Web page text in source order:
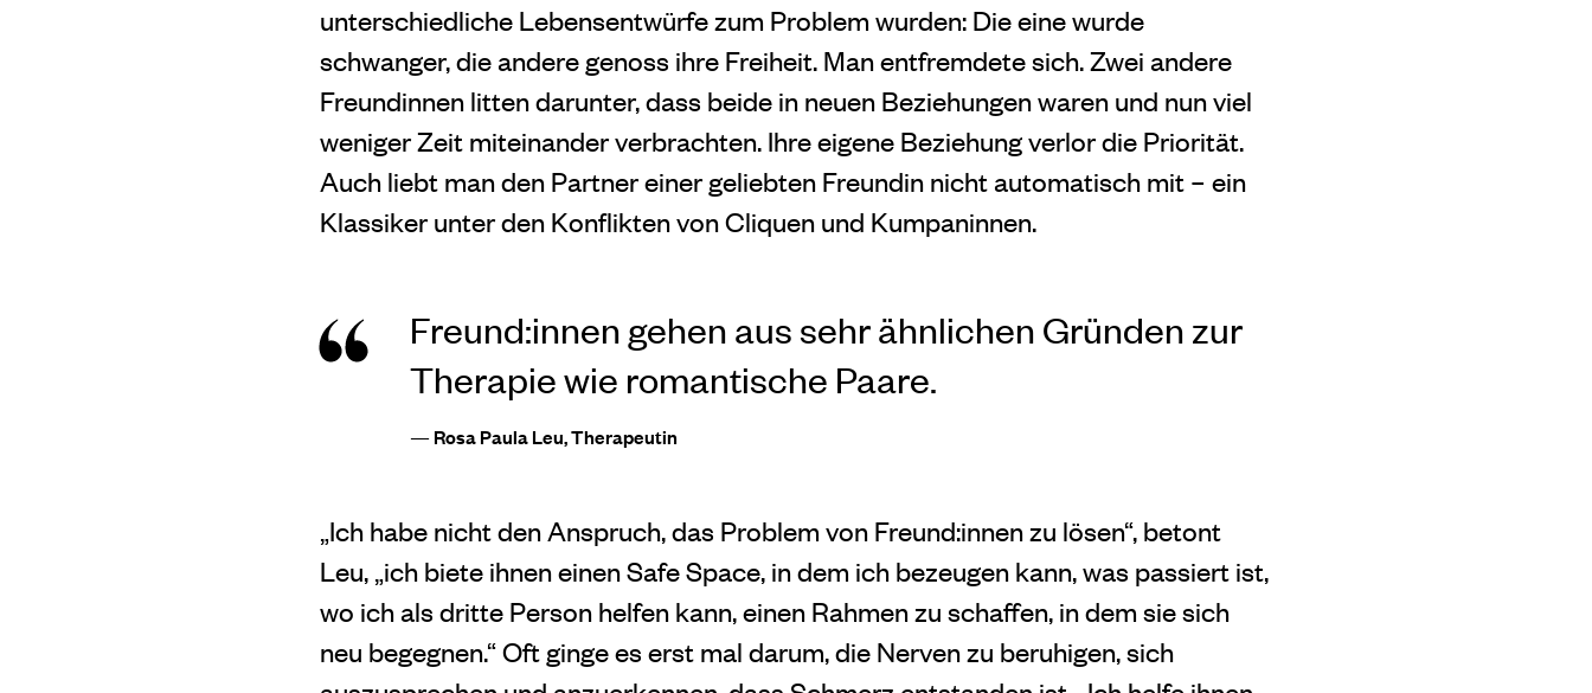
unterschiedliche Lebensentwürfe zum Problem wurden: Die eine wurde
schwanger, die andere genoss ihre Freiheit. Man entfremdete sich. Zwei andere
Freundinnen litten darunter, dass beide in neuen Beziehungen waren und nun viel
weniger Zeit miteinander verbrachten. Ihre eigene Beziehung verlor die Priorität.
Auch liebt man den Partner einer geliebten Freundin nicht automatisch mit – ein
Klassiker unter den Konflikten von Cliquen und Kumpaninnen.
Freund:innen gehen aus sehr ähnlichen Gründen zur
Therapie wie romantische Paare.
— Rosa Paula Leu, Therapeutin
„Ich habe nicht den Anspruch, das Problem von Freund:innen zu lösen“, betont
Leu, „ich biete ihnen einen Safe Space, in dem ich bezeugen kann, was passiert ist,
wo ich als dritte Person helfen kann, einen Rahmen zu schaffen, in dem sie sich
neu begegnen.“ Oft ginge es erst mal darum, die Nerven zu beruhigen, sich